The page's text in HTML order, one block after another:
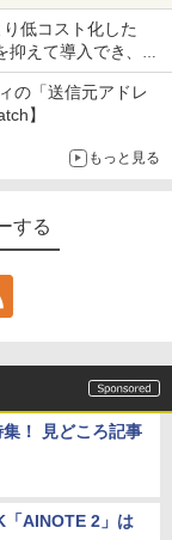
にしてる？】
低コスト化した
えて導入でき、
の「送信元アドレ
】
もっと見る
する
！ 見どころ記事
AINOTE 2」は